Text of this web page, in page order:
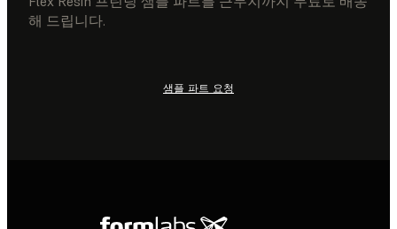
해 드립니다.
샘플 파트 요청